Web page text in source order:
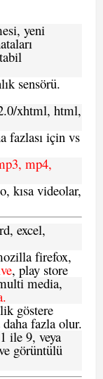
yeni
sensörü.
xhtml, html,
fazlası için vs
mp4,
kısa videolar,
excel,
firefox,
, play store
media,
göstere
fazla olur.
ile 9, veya
görüntülü